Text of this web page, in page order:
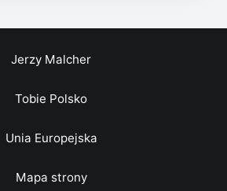
Jerzy Malcher
Tobie Polsko
Unia Europejska
Mapa strony